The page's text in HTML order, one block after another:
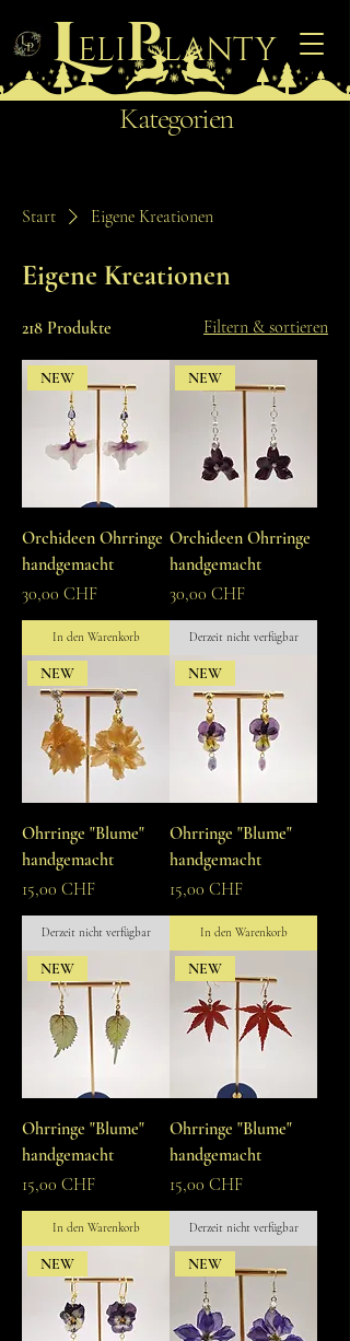
Leliplanty
Kategorien
Start Eigene Kreationen
Eigene Kreationen
218 Produkte Filtern & sortieren
NEW
Orchideen Ohrringe
handgemacht
Preis
30,00 CHF
In den Warenkorb
NEW
Orchideen Ohrringe
handgemacht
Preis
30,00 CHF
Derzeit nicht verfügbar
NEW
Ohrringe "Blume"
handgemacht
Preis
15,00 CHF
Derzeit nicht verfügbar
NEW
Ohrringe "Blume"
handgemacht
Preis
15,00 CHF
In den Warenkorb
NEW
Ohrringe "Blume"
handgemacht
Preis
15,00 CHF
In den Warenkorb
NEW
Ohrringe "Blume"
handgemacht
Preis
15,00 CHF
Derzeit nicht verfügbar
NEW NEW